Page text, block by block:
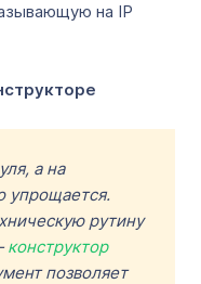
на IP
а на
упрощается.
рутину
конструктор
позволяет